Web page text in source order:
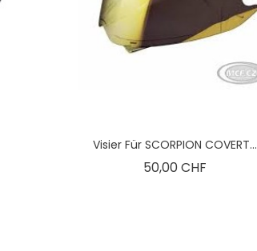
Visier Für SCORPION COVERT...
50,00 CHF